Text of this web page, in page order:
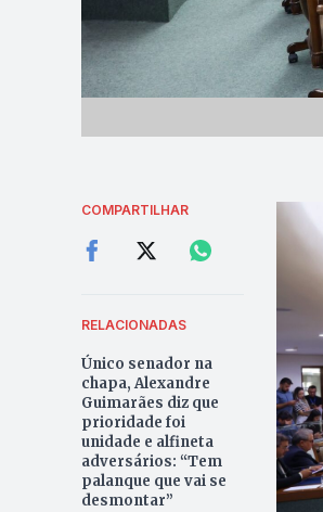
COMPARTILHAR
RELACIONADAS
Único senador na
chapa, Alexandre
Guimarães diz que
prioridade foi
unidade e alfineta
adversários: “Tem
palanque que vai se
desmontar”